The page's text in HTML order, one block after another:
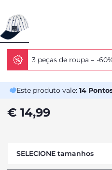
3 peças de roupa = -
Este produto vale: 14
€ 14,99
SELECIONE tamanhos